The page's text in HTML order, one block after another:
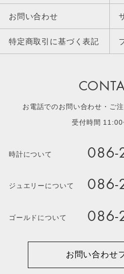
お問い合わせ
特定商取引に基づく表記
お電話でのお問い合わせ・ご
受付時間
時計について 086-
ジュエリーについて 086-
ゴールドについて 086-
お問い合わせ